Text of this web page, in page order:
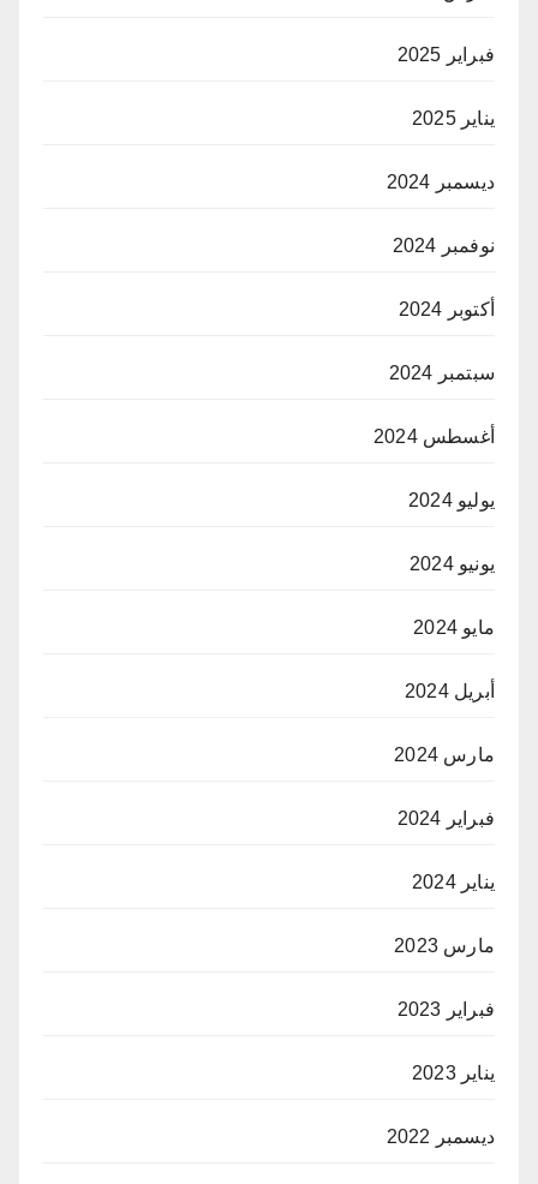
فبراير 2025
يناير 2025
ديسمبر 2024
نوفمبر 2024
أكتوبر 2024
سبتمبر 2024
أغسطس 2024
يوليو 2024
يونيو 2024
مايو 2024
أبريل 2024
مارس 2024
فبراير 2024
يناير 2024
مارس 2023
فبراير 2023
يناير 2023
ديسمبر 2022